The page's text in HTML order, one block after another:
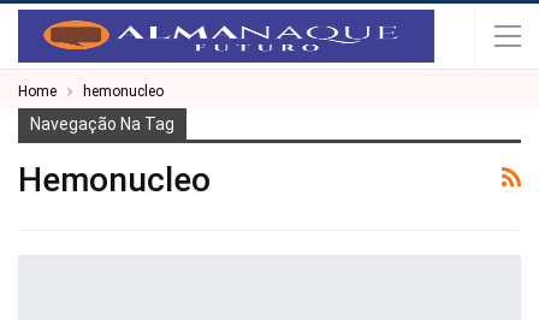
Home hemonucleo
Navegação Na Tag
Hemonucleo